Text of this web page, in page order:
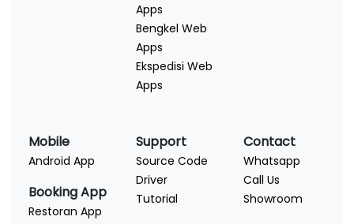
Apps
Bengkel Web
Apps
Ekspedisi Web
Apps
Mobile
Android App
Booking App
Restoran App
Support
Source Code
Driver
Tutorial
Contact
Whatsapp
Call Us
Showroom